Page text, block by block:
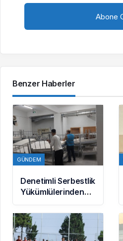
Benzer Haberler
GÜNDEM
Denetimli Serbestlik
Yükümlülerinden
Okula Temizlik
Desteği